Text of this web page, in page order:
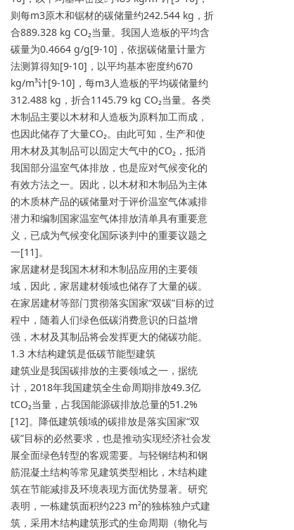
则每m3原木和锯材的碳储量约242.544 kg，折
合889.328 kg CO₂当量。我国人造板的平均含
碳量为0.4664 g/g[9-10]，依据碳储量计量方
法测算得知[9-10]，以平均基本密度约670
kg/m³计[9-10]，每m3人造板的平均碳储量约
312.488 kg，折合1145.79 kg CO₂当量。各类
木制品主要以木材和人造板为原料加工而成，
也因此储存了大量CO₂。由此可知，生产和使
用木材及其制品可以固定大气中的CO₂，抵消
我国部分温室气体排放，也是应对气候变化的
有效方法之一。因此，以木材和木制品为主体
的木质林产品的碳储量对于评价温室气体减排
潜力和编制国家温室气体排放清单具有重要意
义，已成为气候变化国际谈判中的重要议题之
一[11]。
家居建材是我国木材和木制品应用的主要领
域，因此，家居建材领域也储存了大量的碳。
在家居建材等部门贯彻落实国家“双碳”目标的过
程中，随着人们绿色低碳消费意识的日益增
强，木材及其制品将会发挥更大的储碳功能。
1.3 木结构建筑是低碳节能型建筑
建筑业是我国碳排放的主要领域之一，据统
计，2018年我国建筑全生命周期排放49.3亿
tCO₂当量，占我国能源碳排放总量的51.2%
[12]。降低建筑领域的碳排放是落实国家“双
碳”目标的必然要求，也是推动实现经济社会发
展全面绿色转型的客观需要。与轻钢结构和钢
筋混凝土结构等常见建筑类型相比，木结构建
筑在节能减排及环境表现方面优势显著。研究
表明，一栋建筑面积约223 m²的独栋独户式建
筑，采用木结构建筑形式的生命周期（物化与